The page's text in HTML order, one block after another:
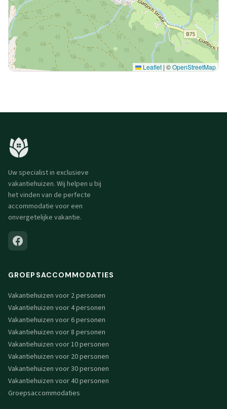
Leaflet | ©OpenStreetMap
Uw specialist in exclusieve
vakantiehuizen. Wij helpen u bij
het vinden van de perfecte
accommodatie voor een
onvergetelijke vakantie.
GROEPSACCOMMODATIES
Vakantiehuizen voor 2 personen
Vakantiehuizen voor 4 personen
Vakantiehuizen voor 6 personen
Vakantiehuizen voor 8 personen
Vakantiehuizen voor 10 personen
Vakantiehuizen voor 20 personen
Vakantiehuizen voor 30 personen
Vakantiehuizen voor 40 personen
Groepsaccommodaties